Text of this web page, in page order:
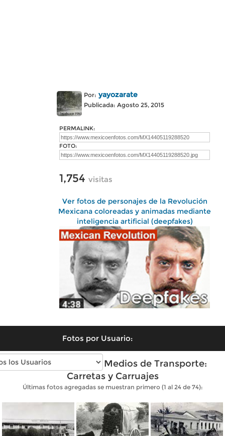
Por: yayozarate
Publicada: Agosto 25, 2015
PERMALINK:
FOTO:
1,754 visitas
Ver fotos de personajes de la Revolución
Mexicana coloreadas y animadas mediante
inteligencia artificial (deepfakes)
Fotos por Usuario:
Fotos antiguas de Medios de Transporte:
Carretas y Carruajes
Últimas fotos agregadas se muestran primero (1 al 24 de 74):